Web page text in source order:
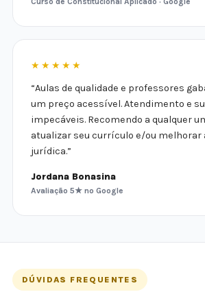
★★★★★
“Aulas de qualidade e professores
um preço acessível. Atendimento e
impecáveis. Recomendo a qualquer
atualizar seu currículo e/ou melhorar
jurídica.”
Jordana Bonasina
Avaliação 5★ no Google
DÚVIDAS FREQUENTES